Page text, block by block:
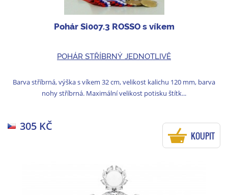
Pohár Si007.3 ROSSO s víkem
POHÁR STŘÍBRNÝ JEDNOTLIVĚ
Barva stříbrná, výška s víkem 32 cm, velikost kalichu 120 mm, barva
nohy stříbrná. Maximální velikost potisku štítk...
305 KČ
KOUPIT